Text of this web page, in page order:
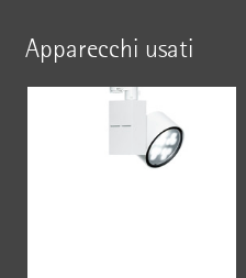
Apparecchi usati